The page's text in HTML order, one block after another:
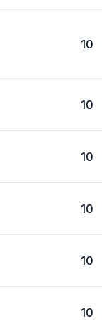
10
10
10
10
10
10